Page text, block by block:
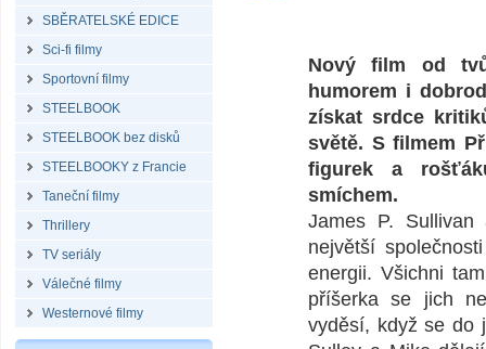
SBĚRATELSKÉ EDICE
Sci-fi filmy
Sportovní filmy
STEELBOOK
STEELBOOK bez disků
STEELBOOKY z Francie
Taneční filmy
Thrillery
TV seriály
Válečné filmy
Westernové filmy
Nový film od
humorem i
získat srdce
světě. S filmem
figurek a
smíchem.
James P.
největší
energii. Všichni
příšerka se jich
vyděsí, když se do